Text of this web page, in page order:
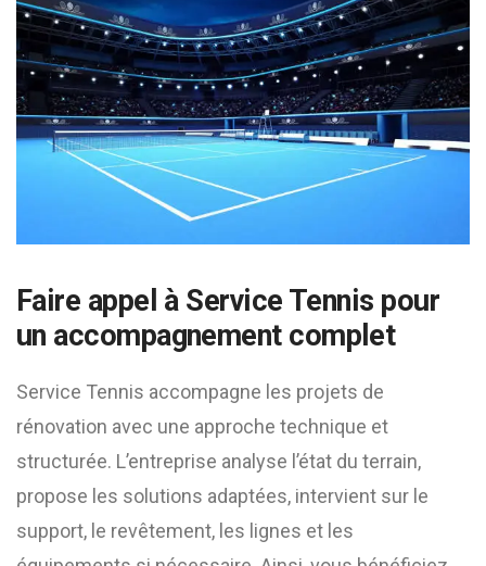
Faire appel à Service Tennis pour
un accompagnement complet
Service Tennis accompagne les projets de
rénovation avec une approche technique et
structurée. L’entreprise analyse l’état du terrain,
propose les solutions adaptées, intervient sur le
support, le revêtement, les lignes et les